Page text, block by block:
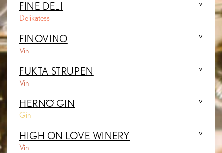
FINE DELI
Delikatess
FINOVINO
Vin
FUKTA STRUPEN
Vin
HERNÖ GIN
Gin
HIGH ON LOVE WINERY
Vin